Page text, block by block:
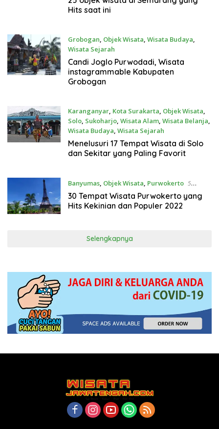
Hits saat ini
Grobogan, Objek Wisata, Wisata Budaya,
Wisata Sejarah
1 Maret 2023
Candi Joglo Purwodadi, Wisata
instagrammable Kabupaten
Grobogan
Karanganyar, Kota Surakarta, Objek Wisata,
Solo, Sukoharjo, Wisata Alam, Wisata Belanja,
Wisata Budaya, Wisata Sejarah
17 April 2022
Menelusuri 17 Tempat Wisata di Solo
dan Sekitar yang Paling Favorit
Banyumas, Objek Wisata, Purwokerto 5
Februari 2022
30 Tempat Wisata Purwokerto yang
Hits Kekinian dan Populer 2022
Selengkapnya